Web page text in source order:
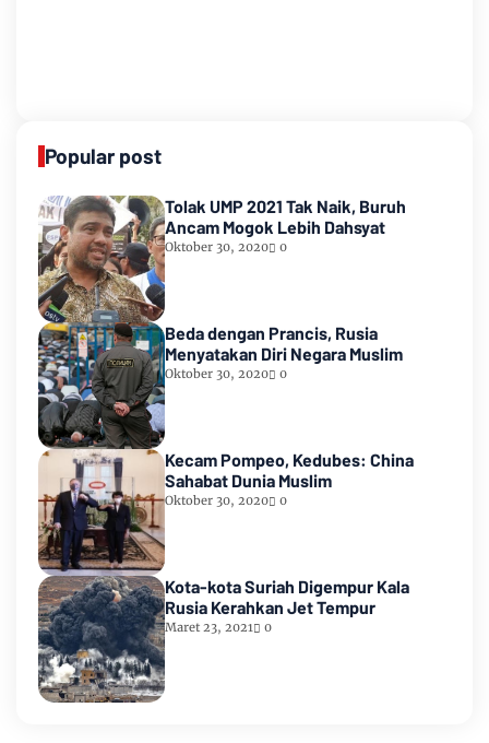
Popular post
Tolak UMP 2021 Tak Naik, Buruh
Ancam Mogok Lebih Dahsyat
Oktober 30, 2020 0
Beda dengan Prancis, Rusia
Menyatakan Diri Negara Muslim
Oktober 30, 2020 0
Kecam Pompeo, Kedubes: China
Sahabat Dunia Muslim
Oktober 30, 2020 0
Kota-kota Suriah Digempur Kala
Rusia Kerahkan Jet Tempur
Maret 23, 2021 0